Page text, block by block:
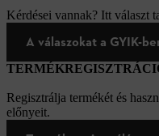
Kérdései vannak? Itt választ
A válaszokat a GYIK-
Regisztrálja termékét és
előnyeit.